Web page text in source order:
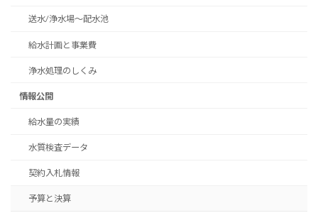
送水/浄水場～配水池
給水計画と事業費
浄水処理のしくみ
情報公開
給水量の実績
水質検査データ
契約入札情報
予算と決算